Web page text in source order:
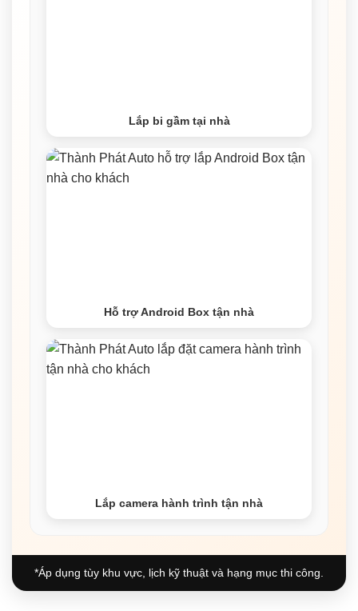
Lắp bi gầm tại nhà
Hỗ trợ Android Box tận nhà
Lắp camera hành trình tận nhà
*Áp dụng tùy khu vực, lịch kỹ thuật và hạng mục thi công.